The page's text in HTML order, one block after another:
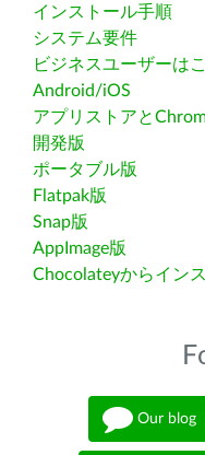
インストール手順
システム要件
ビジネスユーザーは
Android/iOS
アプリストアと
開発版
ポータブル版
Flatpak版
Snap版
AppImage版
Chocolateyからイン
Our blog